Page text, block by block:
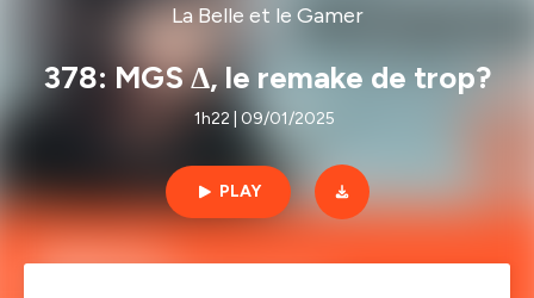
La Belle et le Gamer
378: MGS Δ, le remake de trop?
1h22 | 09/01/2025
PLAY